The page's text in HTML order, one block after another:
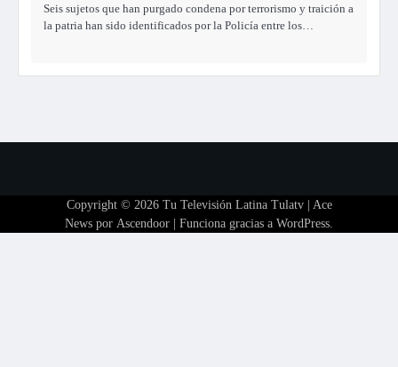
Seis sujetos que han purgado condena por terrorismo y traición a
la patria han sido identificados por la Policía entre los…
Copyright © 2026 Tu Televisión Latina Tulatv| Ace
News por Ascendoor | Funciona gracias a WordPress.